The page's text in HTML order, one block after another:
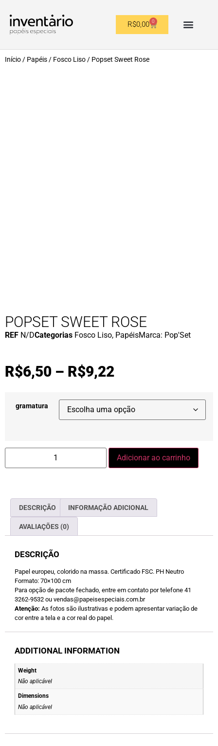
R$0,00 0
Início / Papéis / Fosco Liso / Popset Sweet Rose
POPSET SWEET ROSE
REF N/DCategorias Fosco Liso, PapéisMarca: Pop'Set
R$6,50 – R$9,22
gramatura
Adicionar ao carrinho
DESCRIÇÃO INFORMAÇÃO ADICIONAL
AVALIAÇÕES (0)
DESCRIÇÃO
Papel europeu, colorido na massa. Certificado FSC. PH Neutro
Formato: 70×100 cm
Para opção de pacote fechado, entre em contato por telefone 41
3262-9532 ou vendas@papeisespeciais.com.br
Atenção: As fotos são ilustrativas e podem apresentar variação de
cor entre a tela e a cor real do papel.
ADDITIONAL INFORMATION
Weight
Não aplicável
Dimensions
Não aplicável